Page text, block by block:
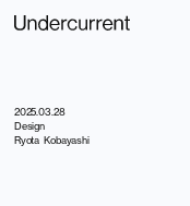
2025.03.28
Design
Ryota Kobayashi